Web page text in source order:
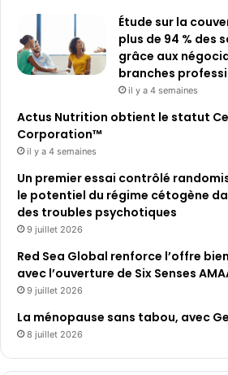
Étude sur la
plus de 94 % des
grâce aux
branches
il y a 4 semaines
Actus Nutrition obtient le statut
Corporation™
il y a 4 semaines
Un premier essai contrôlé
le potentiel du régime cétogène
des troubles psychotiques
9 juillet 2026
Red Sea Global renforce l’offre
avec l’ouverture de Six Senses
9 juillet 2026
La ménopause sans tabou, avec
8 juillet 2026